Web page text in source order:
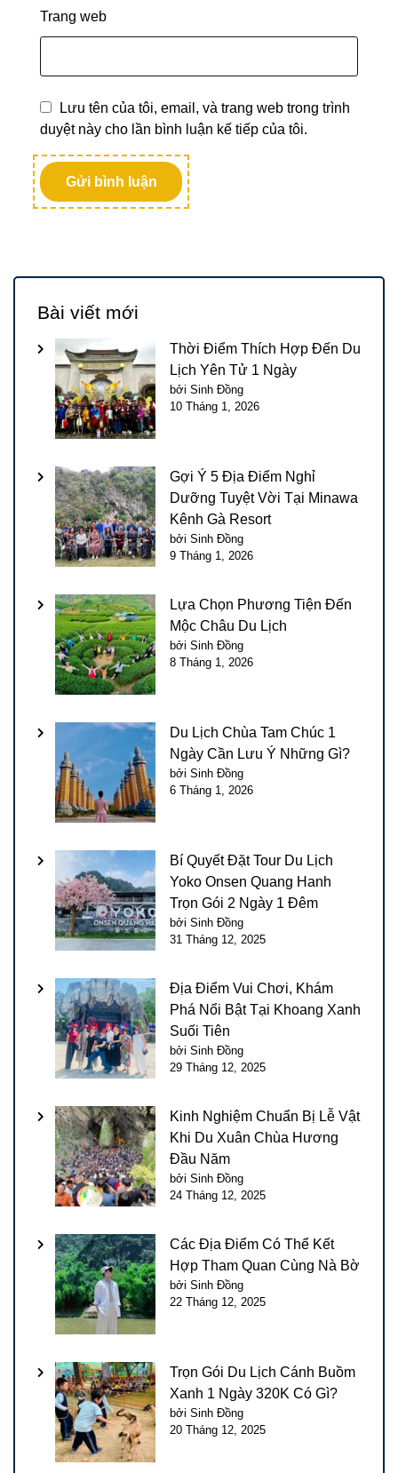
Trang web
Lưu tên của tôi, email, và trang web trong trình
duyệt này cho lần bình luận kế tiếp của tôi.
Bài viết mới
Thời Điểm Thích Hợp Đến Du
Lịch Yên Tử 1 Ngày
bởi Sinh Đồng
10 Tháng 1, 2026
Gợi Ý 5 Địa Điểm Nghỉ
Dưỡng Tuyệt Vời Tại Minawa
Kênh Gà Resort
bởi Sinh Đồng
9 Tháng 1, 2026
Lựa Chọn Phương Tiện Đến
Mộc Châu Du Lịch
bởi Sinh Đồng
8 Tháng 1, 2026
Du Lịch Chùa Tam Chúc 1
Ngày Cần Lưu Ý Những Gì?
bởi Sinh Đồng
6 Tháng 1, 2026
Bí Quyết Đặt Tour Du Lịch
Yoko Onsen Quang Hanh
Trọn Gói 2 Ngày 1 Đêm
bởi Sinh Đồng
31 Tháng 12, 2025
Địa Điểm Vui Chơi, Khám
Phá Nổi Bật Tại Khoang Xanh
Suối Tiên
bởi Sinh Đồng
29 Tháng 12, 2025
Kinh Nghiệm Chuẩn Bị Lễ Vật
Khi Du Xuân Chùa Hương
Đầu Năm
bởi Sinh Đồng
24 Tháng 12, 2025
Các Địa Điểm Có Thể Kết
Hợp Tham Quan Cùng Nà Bờ
bởi Sinh Đồng
22 Tháng 12, 2025
Trọn Gói Du Lịch Cánh Buồm
Xanh 1 Ngày 320K Có Gì?
bởi Sinh Đồng
20 Tháng 12, 2025